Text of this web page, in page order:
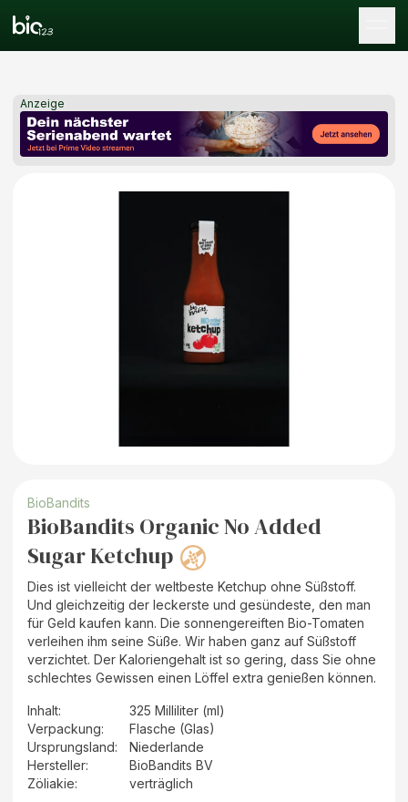
Anzeige
BioBandits
BioBandits Organic No Added
Sugar Ketchup
Dies ist vielleicht der weltbeste Ketchup ohne Süßstoff.
Und gleichzeitig der leckerste und gesündeste, den man
für Geld kaufen kann. Die sonnengereiften Bio-Tomaten
verleihen ihm seine Süße. Wir haben ganz auf Süßstoff
verzichtet. Der Kaloriengehalt ist so gering, dass Sie ohne
schlechtes Gewissen einen Löffel extra genießen können.
Inhalt:
325 Milliliter (ml)
Verpackung:
Flasche (Glas)
Ursprungsland:
Niederlande
Hersteller:
BioBandits BV
Zöliakie:
verträglich